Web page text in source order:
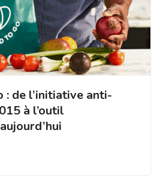
: de l’initiative anti-
à l’outil